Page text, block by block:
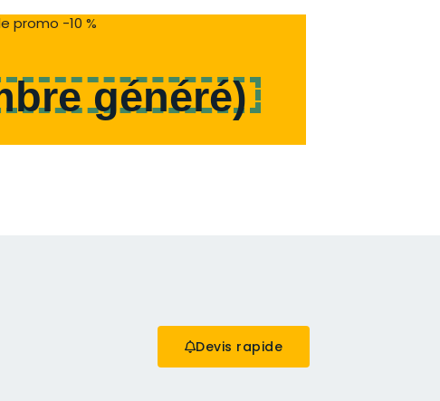
promo -10 %
généré)
Devis rapide